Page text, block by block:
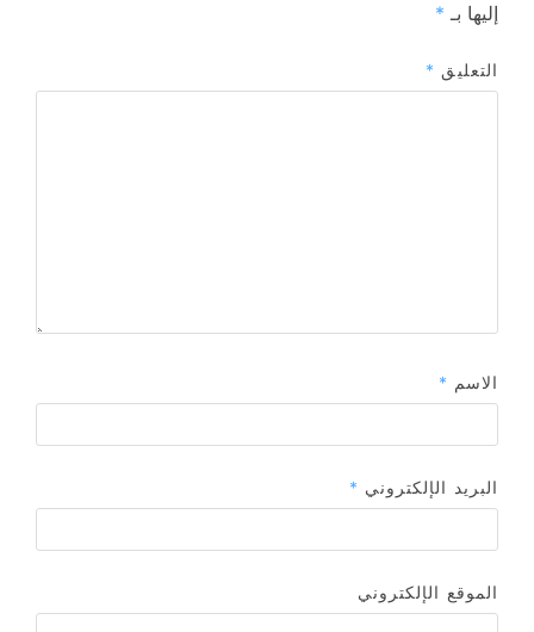
إليها بـ *
التعليق *
الاسم *
البريد الإلكتروني *
الموقع الإلكتروني